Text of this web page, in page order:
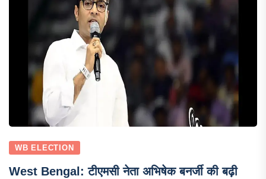
WB ELECTION
West Bengal: टीएमसी नेता अभिषेक बनर्जी की बढ़ी